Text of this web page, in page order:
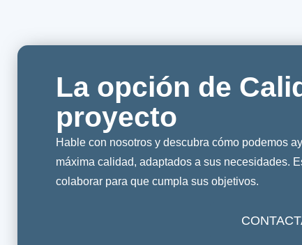
La opción de
proyecto
Hable con nosotros y descubra cómo podemos
máxima calidad, adaptados a sus necesidades.
colaborar para que cumpla sus objetivos.